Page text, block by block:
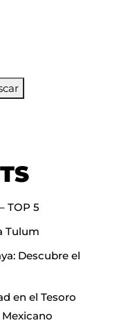
TOP 5
Tulum
Descubre el
en el Tesoro